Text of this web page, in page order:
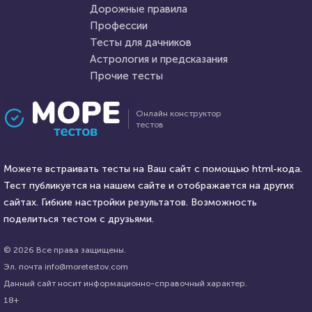
2 января 2021 4882
Психология
Илья Кузнецов HTML - код
15 февраля 2022 53616
19 мая 2021
Проходили 1587 раз
Занимательные вопросы по
Онлайн конструктор
тестов
Можете встраивать тесты на Ваш сайт с помощью html-кода.
Тест публикуется на нашем сайте и отображается на других
сайтах. Гибкие настройки результатов. Возможность
поделиться тестом с друзьями.
© 2026 Все права защищены.
Эл. почта info@moretestov.com
Данный сайт носит информационно-справочный характер.
18+
Дорожные правила
Профессии
Тесты для дачников
Астрология и предсказания
Прочие тесты